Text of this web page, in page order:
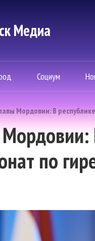
Mедиа
Социум
Мордовии: В
по